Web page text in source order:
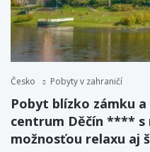
Česko Pobyty v zahraničí
Pobyt blízko zámku
centrum Děčín **** s
možnosťou relaxu aj